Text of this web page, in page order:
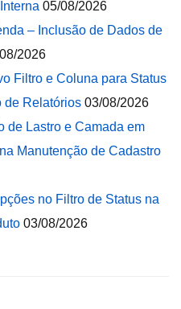
05/08/2026
– Inclusão de Dados de
2026
Filtro e Coluna para Status
de Relatórios 03/08/2026
de Lastro e Camada em
Manutenção de Cadastro
no Filtro de Status na
03/08/2026